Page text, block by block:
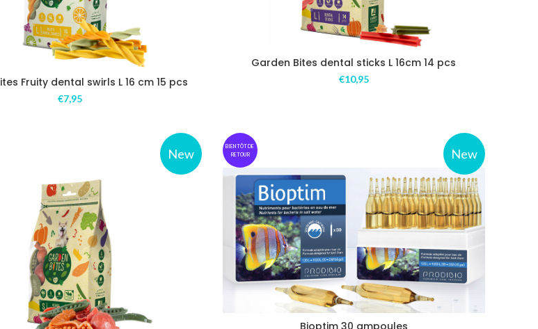
Fruity dental swirls L 16 cm 15 pcs
€7,95
Garden Bites dental sticks L 16cm 14 pcs
€10,95
New New
BIENTÔT DE
RETOUR